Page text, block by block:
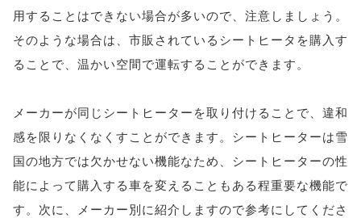
用することはできない場合が多いので、注意しましょう。
そのような場合は、市販されているシートヒータを購入す
ることで、温かい空間で運転することができます。
メーカーが同じシートヒーターを取り付けることで、違和
感を限りなくなくすことができます。シートヒーターは雪
国の地方では欠かせない機能なため、シートヒーターの性
能によって購入する車を変えることもある程重要な機能で
す。次に、メーカー別に紹介しますので参考にしてくださ